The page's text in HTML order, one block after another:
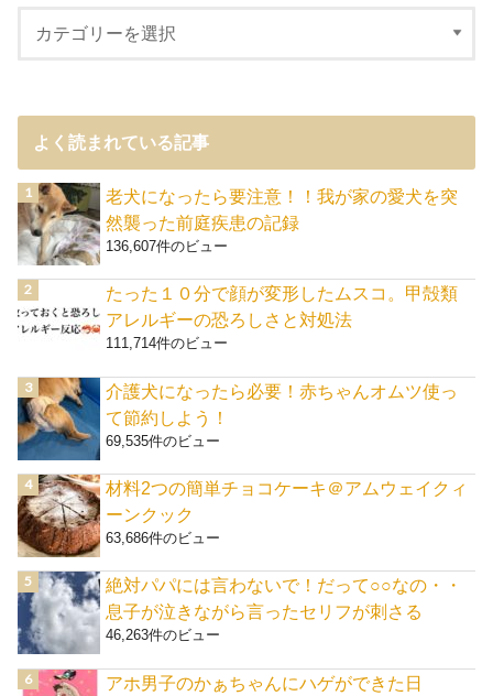
よく読まれている記事
老犬になったら要注意！！我が家の愛犬を突
然襲った前庭疾患の記録
136,607件のビュー
たった１０分で顔が変形したムスコ。甲殻類
アレルギーの恐ろしさと対処法
111,714件のビュー
介護犬になったら必要！赤ちゃんオムツ使っ
て節約しよう！
69,535件のビュー
材料2つの簡単チョコケーキ＠アムウェイクィ
ーンクック
63,686件のビュー
絶対パパには言わないで！だって○○なの・・
息子が泣きながら言ったセリフが刺さる
46,263件のビュー
アホ男子のかぁちゃんにハゲができた日